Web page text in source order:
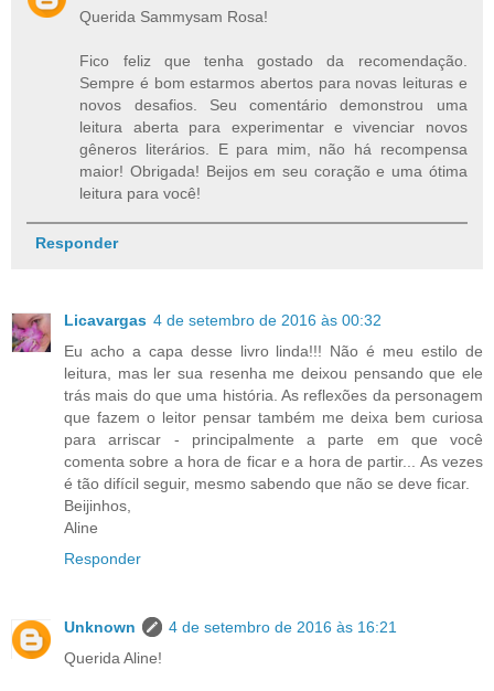
Querida Sammysam Rosa!
Fico feliz que tenha gostado da recomendação.
Sempre é bom estarmos abertos para novas leituras e
novos desafios. Seu comentário demonstrou uma
leitura aberta para experimentar e vivenciar novos
gêneros literários. E para mim, não há recompensa
maior! Obrigada! Beijos em seu coração e uma ótima
leitura para você!
Responder
Licavargas 4 de setembro de 2016 às 00:32
Eu acho a capa desse livro linda!!! Não é meu estilo de
leitura, mas ler sua resenha me deixou pensando que ele
trás mais do que uma história. As reflexões da personagem
que fazem o leitor pensar também me deixa bem curiosa
para arriscar - principalmente a parte em que você
comenta sobre a hora de ficar e a hora de partir... As vezes
é tão difícil seguir, mesmo sabendo que não se deve ficar.
Beijinhos,
Aline
Responder
Unknown
4 de setembro de 2016 às 16:21
Querida Aline!